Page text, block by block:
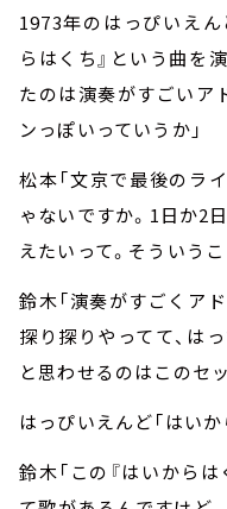
1973年のはっぴいえん
らはくち』という曲を
たのは演奏がすごいア
ンっぽいっていうか」
松本「文京で最後のラ
ゃないですか。 1日か2
えたいって。そういう
鈴木「演奏がすごくア
探り探りやってて、は
と思わせるのはこのセ
はっぴいえんど「はい
鈴木「この『はいから